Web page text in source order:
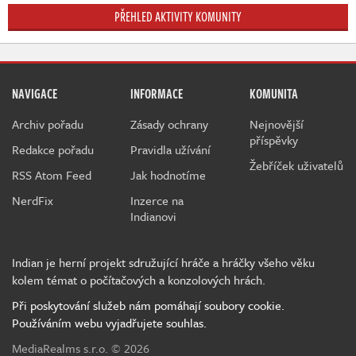
PŘEHLED AKTIVITY KOMUNITY
NAVIGACE
Archiv pořadu
Redakce pořadu
RSS Atom Feed
NerdFix
INFORMACE
Zásady ochrany
Pravidla užívání
Jak hodnotíme
Inzerce na
Indianovi
KOMUNITA
Nejnovější
příspěvky
Žebříček uživatelů
Indian je herní projekt sdružující hráče a hráčky všeho věku
kolem témat o počítačových a konzolových hrách.
Při poskytování služeb nám pomáhají soubory cookie.
Používáním webu vyjadřujete souhlas.
MediaRealms s.r.o. © 2026